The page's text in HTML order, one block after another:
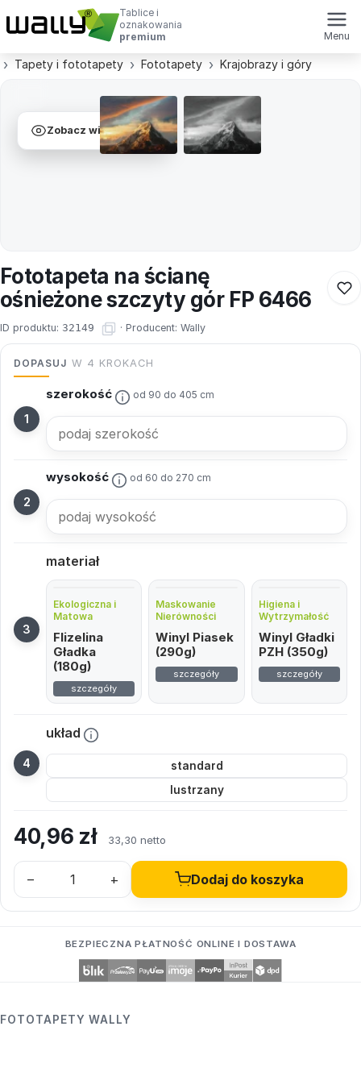
Tablice i
oznakowania
premium
Menu
Tapety i fototapety Fototapety Krajobrazy i góry
Zobacz wizualizacje
Fototapeta na ścianę
ośnieżone szczyty gór FP 6466
ID produktu: 32149 · Producent: Wally
DOPASUJ W 4 KROKACH
szerokość od 90 do 405 cm
wysokość od 60 do 270 cm
materiał
Ekologiczna i
Matowa
Flizelina
Gładka
(180g)
szczegóły
Maskowanie
Nierówności
Winyl Piasek
(290g)
szczegóły
Higiena i
Wytrzymałość
Winyl Gładki
PZH (350g)
szczegóły
układ
standard
lustrzany
40,96 zł 33,30 netto
– + Dodaj do koszyka
BEZPIECZNA PŁATNOŚĆ ONLINE I DOSTAWA
FOTOTAPETY WALLY